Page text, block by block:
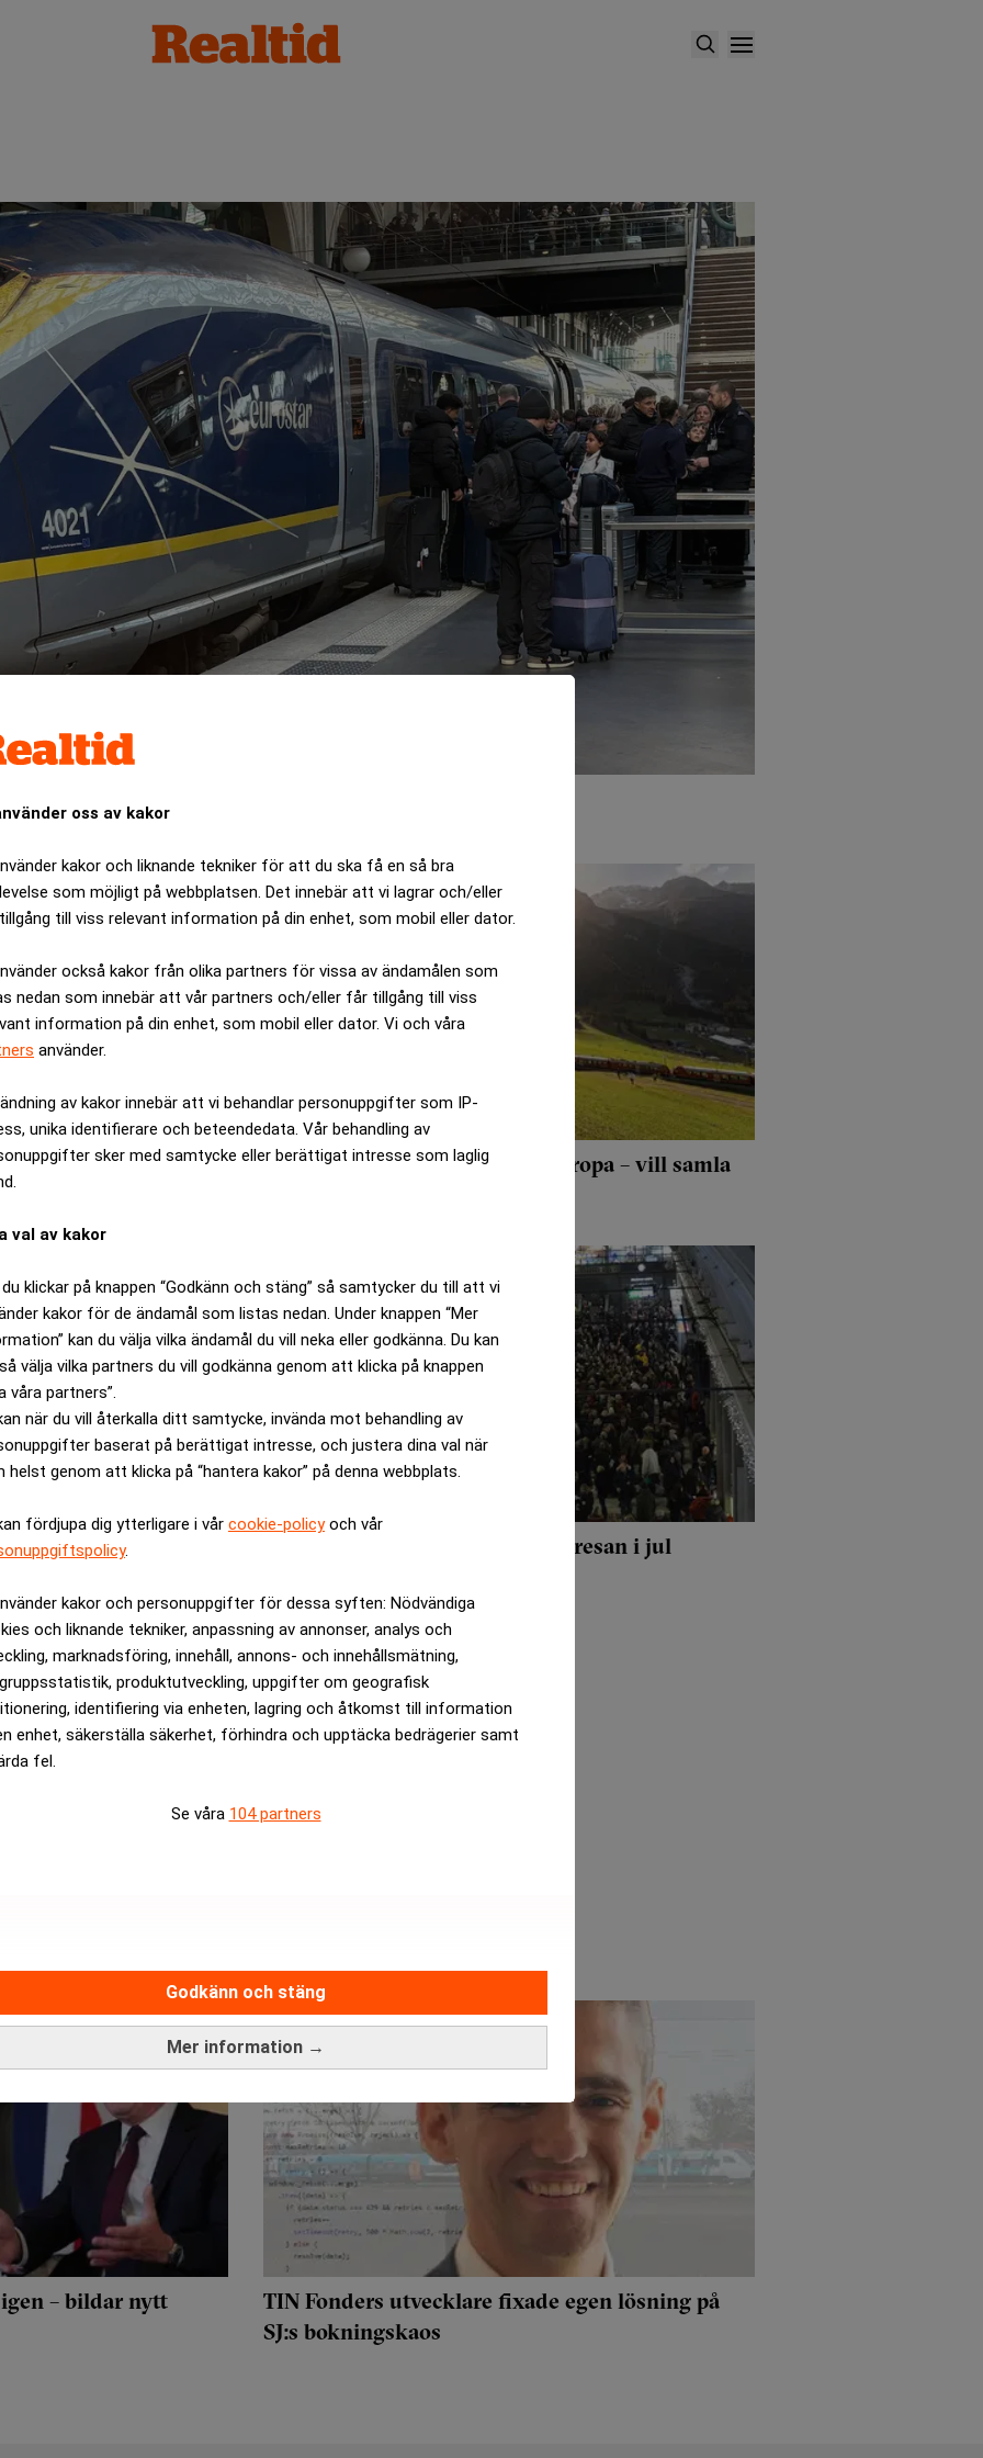
oss av kakor
kakor och liknande tekniker för att du ska få en så bra
som möjligt på webbplatsen. Det innebär att vi lagrar och/eller
till viss relevant information på din enhet, som mobil eller dator.
också kakor från olika partners för vissa av ändamålen som
nedan som innebär att vår partners och/eller får tillgång till viss
information på din enhet, som mobil eller dator. Vi och våra
använder.
av kakor innebär att vi behandlar personuppgifter som IP-
unika identifierare och beteendedata. Vår behandling av
sker med samtycke eller berättigat intresse som laglig
val av kakor
klickar på knappen “Godkänn och stäng” så samtycker du till att vi
kakor för de ändamål som listas nedan. Under knappen “Mer
kan du välja vilka ändamål du vill neka eller godkänna. Du kan
välja vilka partners du vill godkänna genom att klicka på knappen
våra partners”.
när du vill återkalla ditt samtycke, invända mot behandling av
baserat på berättigat intresse, och justera dina val när
helst genom att klicka på “hantera kakor” på denna webbplats.
fördjupa dig ytterligare i vår cookie-policyoch vår
.
kakor och personuppgifter för dessa syften: Nödvändiga
och liknande tekniker, anpassning av annonser, analys och
marknadsföring, innehåll, annons- och innehållsmätning,
produktutveckling, uppgifter om geografisk
identifiering via enheten, lagring och åtkomst till information
enhet, säkerställa säkerhet, förhindra och upptäcka bedrägerier samt
fel.
Se våra 104 partners
Mer information →
Godkänn och stäng
nya tåg ska klara 55 grader
nu kommer den
EU kräver enklare tågresor i Europa – vill samla
115 Så slipper du betala överpris på resan i jul
ANNONS
– bildar nytt
TIN Fonders utvecklare fixade egen lösning på
SJ:s bokningskaos